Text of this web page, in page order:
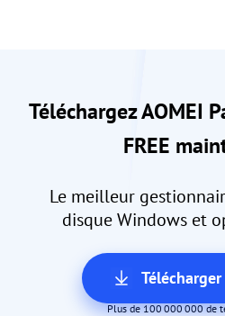
Téléchargez AOMEI
FREE
Le meilleur
disque Windows et
Plus de 100 000 000 de